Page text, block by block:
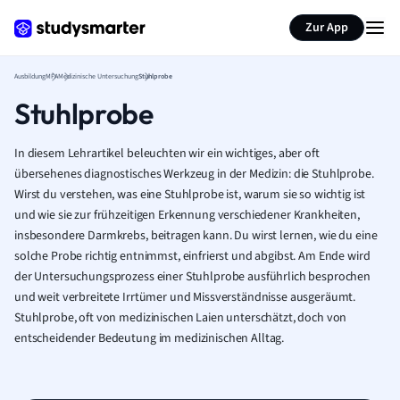
Zur App
AusbildungMFAMedizinische UntersuchungStuhlprobe
Stuhlprobe
In diesem Lehrartikel beleuchten wir ein wichtiges, aber oft
übersehenes diagnostisches Werkzeug in der Medizin: die Stuhlprobe.
Wirst du verstehen, was eine Stuhlprobe ist, warum sie so wichtig ist
und wie sie zur frühzeitigen Erkennung verschiedener Krankheiten,
insbesondere Darmkrebs, beitragen kann. Du wirst lernen, wie du eine
solche Probe richtig entnimmst, einfrierst und abgibst. Am Ende wird
der Untersuchungsprozess einer Stuhlprobe ausführlich besprochen
und weit verbreitete Irrtümer und Missverständnisse ausgeräumt.
Stuhlprobe, oft von medizinischen Laien unterschätzt, doch von
entscheidender Bedeutung im medizinischen Alltag.